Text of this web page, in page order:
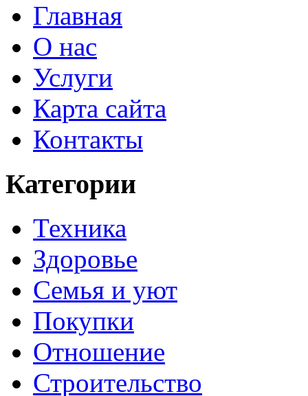
Главная
О нас
Услуги
Карта сайта
Контакты
Категории
Техника
Здоровье
Семья и уют
Покупки
Отношение
Строительство